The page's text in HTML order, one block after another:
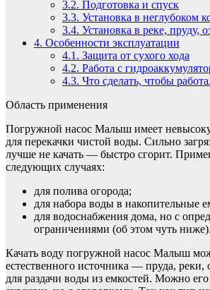
3.2. Подготовка и спуск
3.3. Установка в неглубоком
3.4. Установка в реке, пруду,
4. Особенности эксплуатации
4.1. Защита от сухого хода
4.2. Работа с
4.3. Что сделать, чтобы
Область применения
Погружной насос Малыш имеет
для перекачки чистой воды. Сильно
лучше не качать — быстро сгорит.
следующих случаях:
для полива огорода;
для набора воды в накопительные
для водоснабжения дома, но с
ограничениями (об этом чуть ниже).
Качать воду погружной насос Малыш
естественного источника — пруда, реки,
для раздачи воды из емкостей. Можно его